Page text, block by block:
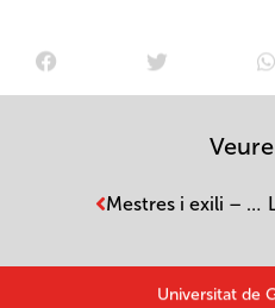
Mestres i exili – Olot Televisió
Universitat de